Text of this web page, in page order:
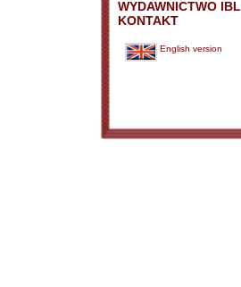
WYDAWNICTWO IBL
KONTAKT
English version